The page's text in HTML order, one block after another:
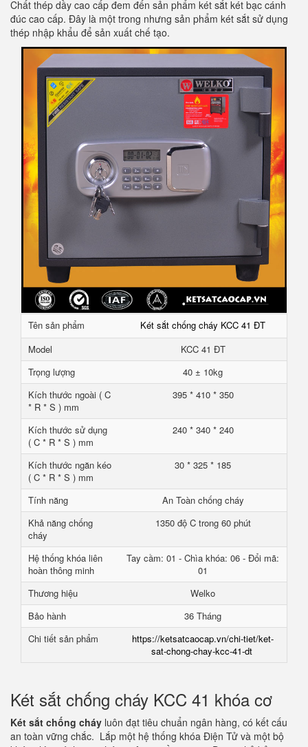
Chất thép dầy cao cấp đem đến sản phẩm két sắt két bạc cánh
đúc cao cấp. Đây là một trong nhưng sản phẩm két sắt sử dụng
thép nhập khẩu để sản xuất chế tạo.
Tên sản phẩm
Két sắt chống cháy KCC 41 ĐT
Model
KCC 41 ĐT
Trọng lượng
40 ± 10kg
Kích thước ngoài ( C
* R * S ) mm
395 * 410 * 350
Kích thước sử dụng
( C * R * S ) mm
240 * 340 * 240
Kích thước ngăn kéo
( C * R * S ) mm
30 * 325 * 185
Tính năng
An Toàn chống cháy
Khả năng chống
cháy
1350 độ C trong 60 phút
Hệ thống khóa liên
hoàn thông minh
Tay cầm: 01 - Chìa khóa: 06 - Đổi mã:
01
Thương hiệu
Welko
Bảo hành
36 Tháng
Chi tiết sản phẩm
https://ketsatcaocap.vn/chi-tiet/ket-
sat-chong-chay-kcc-41-dt
Két sắt chống cháy KCC 41 khóa cơ
Két sắt chống cháy luôn đạt tiêu chuẩn ngân hàng, có kết cấu
an toàn vững chắc. Lắp một hệ thống khóa Điện Tử và một bộ